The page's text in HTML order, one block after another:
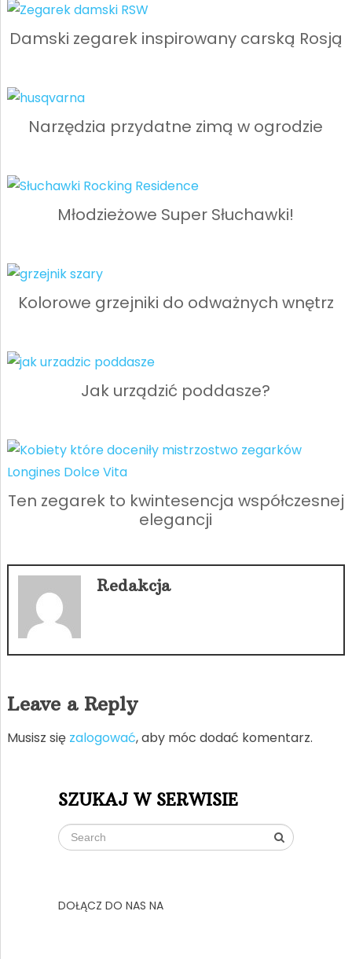
Damski zegarek inspirowany carską Rosją
Narzędzia przydatne zimą w ogrodzie
Młodzieżowe Super Słuchawki!
Kolorowe grzejniki do odważnych wnętrz
Jak urządzić poddasze?
Ten zegarek to kwintesencja współczesnej
elegancji
Redakcja
Leave a Reply
Musisz się zalogować, aby móc dodać komentarz.
SZUKAJ W SERWISIE
DOŁĄCZ DO NAS NA